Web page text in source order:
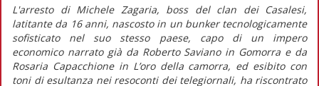
L'arresto di Michele Zagaria, boss del clan dei Casalesi,
latitante da 16 anni, nascosto in un bunker tecnologicamente
sofisticato nel suo stesso paese, capo di un impero
economico narrato già da Roberto Saviano in Gomorra e da
Rosaria Capacchione in L’oro della camorra, ed esibito con
toni di esultanza nei resoconti dei telegiornali, ha riscontrato